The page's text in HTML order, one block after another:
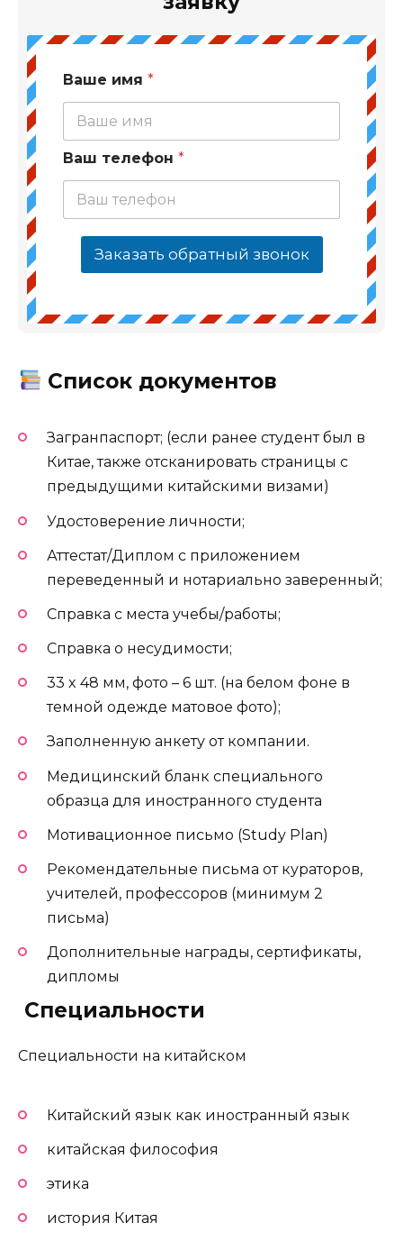
Ваше имя *
Ваш телефон *
Заказать обратный звонок
Список документов
Загранпаспорт; (если ранее студент был в
Китае, также отсканировать страницы с
предыдущими китайскими визами)
Удостоверение личности;
Аттестат/Диплом с приложением
переведенный и нотариально заверенный;
Справка с места учебы/работы;
Справка о несудимости;
33 x 48 мм, фото – 6 шт. (на белом фоне в
темной одежде матовое фото);
Заполненную анкету от компании.
Медицинский бланк специального
образца для иностранного студента
Мотивационное письмо (Study Plan)
Рекомендательные письма от кураторов,
учителей, профессоров (минимум 2
письма)
Дополнительные награды, сертификаты,
дипломы
️ Специальности
Специальности на китайском
Китайский язык как иностранный язык
китайская философия
этика
история Китая